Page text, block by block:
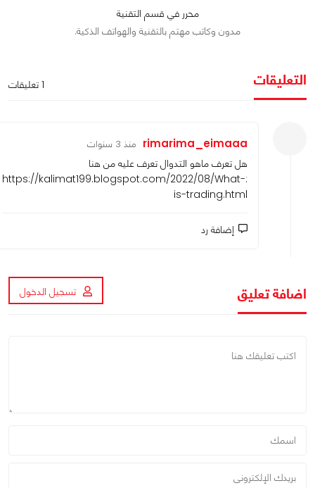
محرر في قسم التقنية
مدون وكاتب مهتم بالتقنية والهواتف الذكية.
التعليقات 1 تعليقات
rimarima_eimaaa منذ 3 سنوات
هل تعرف ماهو التدوال تعرف عليه من هنا
:
https://kalimat199.blogspot.com/2022/08/What-
is-trading.html
إضافة رد
اضافة تعليق تسجيل الدخول